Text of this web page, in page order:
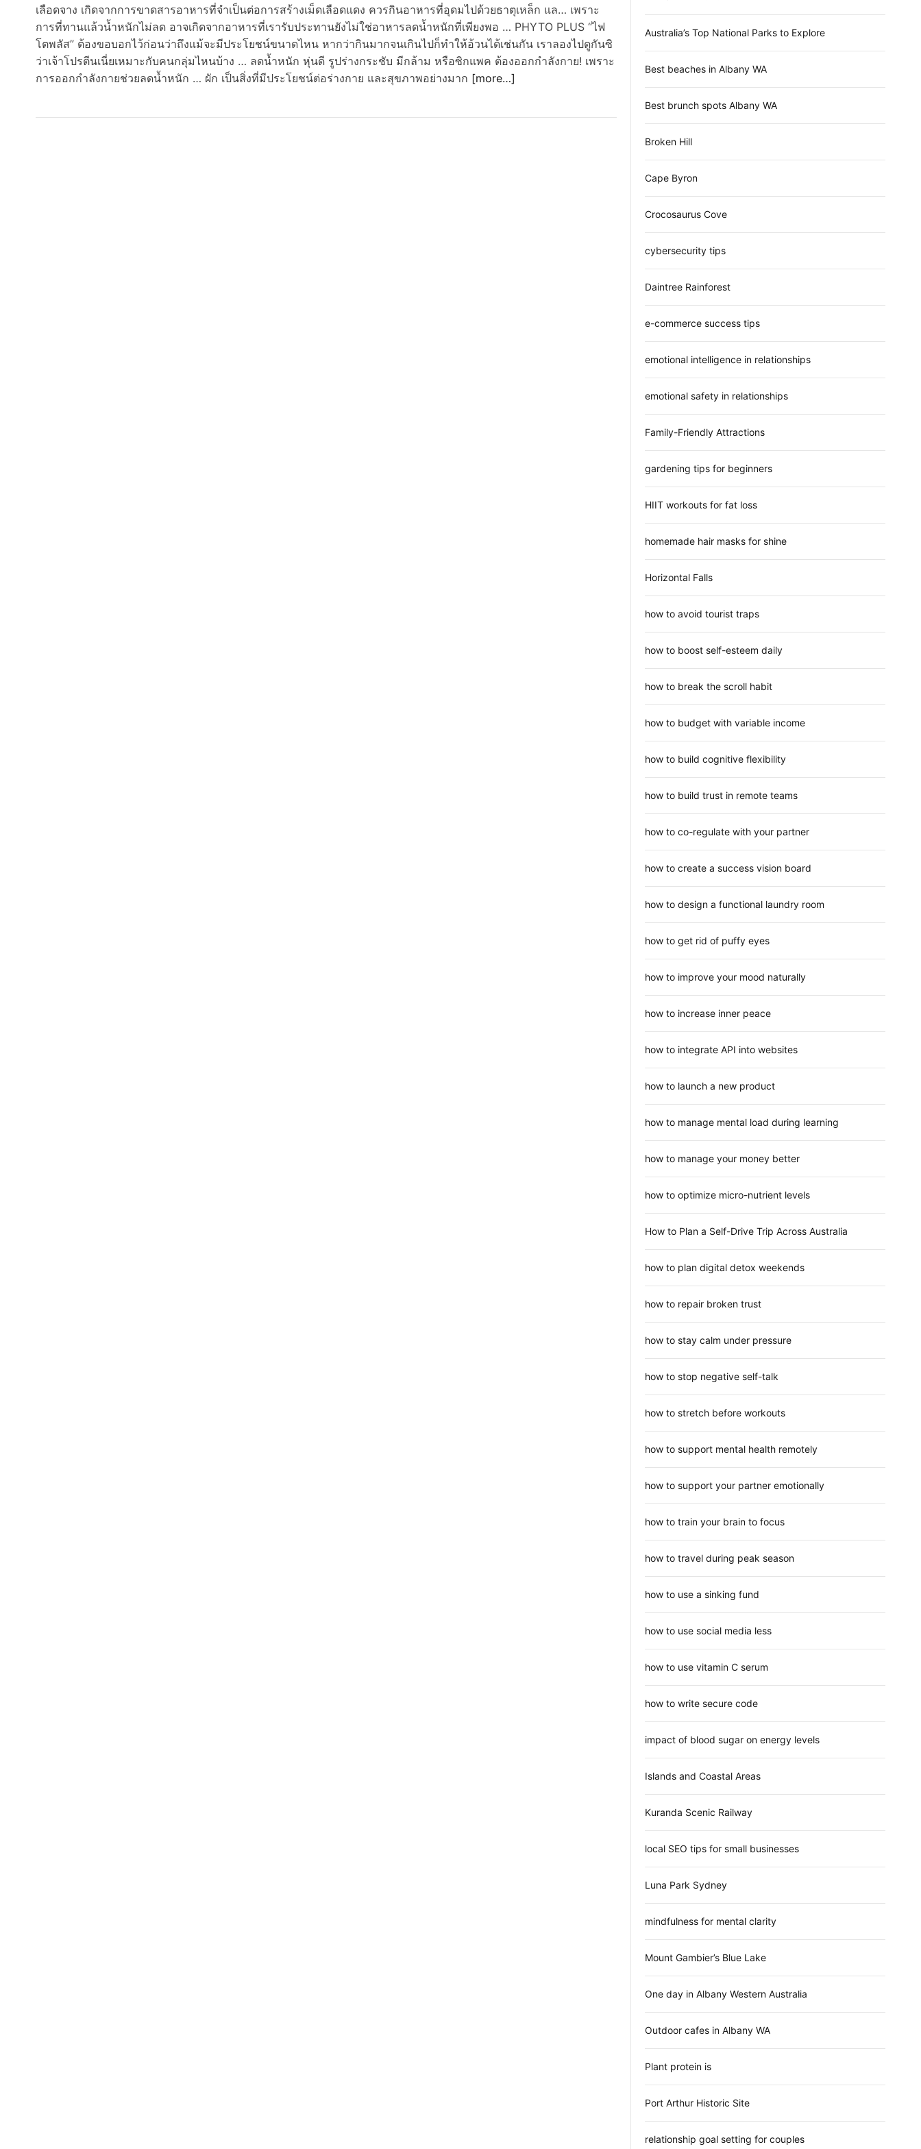
e
เลือดจาง เกิดจากการขาดสารอาหารที่จำเป็นต่อการสร้างเม็ดเลือดแดง ควรกินอาหารที่อุดมไปด้วยธาตุเหล็ก แล… เพราะ
การที่ทานแล้วน้ำหนักไม่ลด อาจเกิดจากอาหารที่เรารับประทานยังไม่ใช่อาหารลดน้ำหนักที่เพียงพอ … PHYTO PLUS “ไฟ
โตพลัส” ต้องขอบอกไว้ก่อนว่าถึงแม้จะมีประโยชน์ขนาดไหน หากว่ากินมากจนเกินไปก็ทำให้อ้วนได้เช่นกัน เราลองไปดูกันซิ
ว่าเจ้าโปรตีนเนี่ยเหมาะกับคนกลุ่มไหนบ้าง … ลดน้ำหนัก หุ่นดี รูปร่างกระชับ มีกล้าม หรือซิกแพค ต้องออกกำลังกาย! เพราะ
การออกกำลังกายช่วยลดน้ำหนัก … ผัก เป็นสิ่งที่มีประโยชน์ต่อร่างกาย และสุขภาพอย่างมาก [more…]
Australia’s Top National Parks to Explore
Best beaches in Albany WA
Best brunch spots Albany WA
Broken Hill
Cape Byron
Crocosaurus Cove
cybersecurity tips
Daintree Rainforest
e-commerce success tips
emotional intelligence in relationships
emotional safety in relationships
Family-Friendly Attractions
gardening tips for beginners
HIIT workouts for fat loss
homemade hair masks for shine
Horizontal Falls
how to avoid tourist traps
how to boost self-esteem daily
how to break the scroll habit
how to budget with variable income
how to build cognitive flexibility
how to build trust in remote teams
how to co-regulate with your partner
how to create a success vision board
how to design a functional laundry room
how to get rid of puffy eyes
how to improve your mood naturally
how to increase inner peace
how to integrate API into websites
how to launch a new product
how to manage mental load during learning
how to manage your money better
how to optimize micro-nutrient levels
How to Plan a Self-Drive Trip Across Australia
how to plan digital detox weekends
how to repair broken trust
how to stay calm under pressure
how to stop negative self-talk
how to stretch before workouts
how to support mental health remotely
how to support your partner emotionally
how to train your brain to focus
how to travel during peak season
how to use a sinking fund
how to use social media less
how to use vitamin C serum
how to write secure code
impact of blood sugar on energy levels
Islands and Coastal Areas
Kuranda Scenic Railway
local SEO tips for small businesses
Luna Park Sydney
mindfulness for mental clarity
Mount Gambier’s Blue Lake
One day in Albany Western Australia
Outdoor cafes in Albany WA
Plant protein is
Port Arthur Historic Site
relationship goal setting for couples